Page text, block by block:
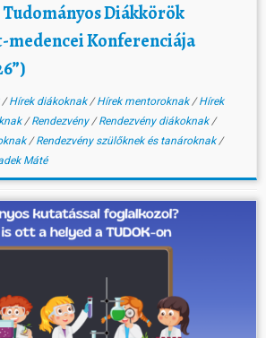
Tudományos Diákkörök
medencei Konferenciája
/Hírek diákoknak/Hírek mentoroknak/Hírek
/Rendezvény/Rendezvény diákoknak/
/Rendezvény szülőknek és tanároknak/
Máté